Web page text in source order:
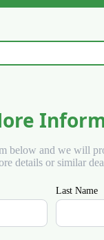
below and we will
details or similar
Last Name